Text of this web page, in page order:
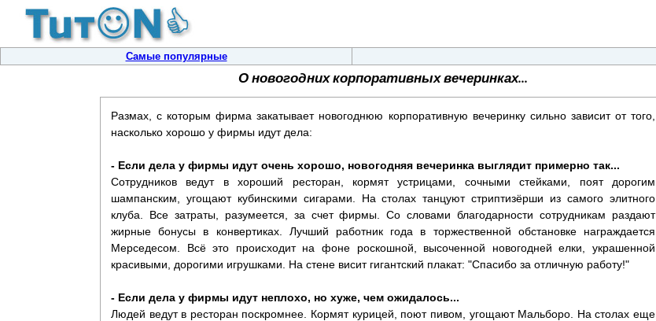
Самые популярные
О новогодних корпоративных вечеринках...
Размах, с которым фирма закатывает новогоднюю корпоративную вечеринку сильно зависит от того,
насколько хорошо у фирмы идут дела:
- Если дела у фирмы идут очень хорошо, новогодняя вечеринка выглядит примерно так...
Сотрудников ведут в хороший ресторан, кормят устрицами, сочными стейками, поят дорогим
шампанским, угощают кубинскими сигарами. На столах танцуют стриптизёрши из самого элитного
клуба. Все затраты, разумеется, за счет фирмы. Со словами благодарности сотрудникам раздают
жирные бонусы в конвертиках. Лучший работник года в торжественной обстановке награждается
Мерседесом. Всё это происходит на фоне роскошной, высоченной новогодней елки, украшенной
красивыми, дорогими игрушками. На стене висит гигантский плакат: "Спасибо за отличную работу!"
- Если дела у фирмы идут неплохо, но хуже, чем ожидалось...
Людей ведут в ресторан поскромнее. Кормят курицей, поют пивом, угощают Мальборо. На столах еще